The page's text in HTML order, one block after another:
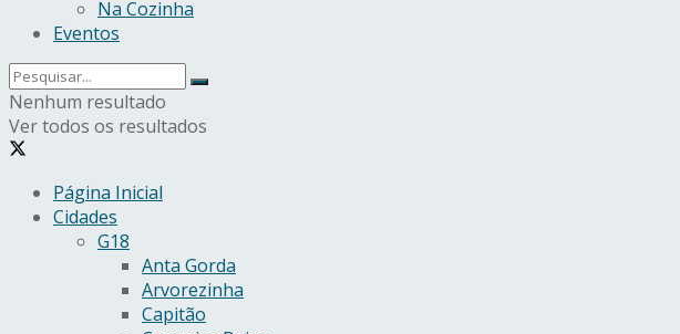
Na Cozinha
Eventos
Nenhum resultado
Ver todos os resultados
Página Inicial
Cidades
G18
Anta Gorda
Arvorezinha
Capitão